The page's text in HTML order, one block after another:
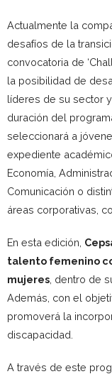
Actualmente la
desafíos de la
convocatoria de
la posibilidad de
líderes de su sector
duración del
seleccionará a
expediente
Economía,
Comunicación o
áreas corporativas,
En esta edición,
talento femenino
mujeres , dentro de
Además, con el
promoverá la
discapacidad.
A través de este